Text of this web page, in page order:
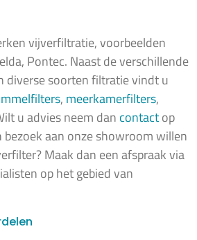
vijverfiltratie, voorbeelden
Pontec. Naast de verschillende
diverse soorten filtratie vindt u
, meerkamerfilters,
u advies neem dan contactop
aan onze showroom willen
Maak dan een afspraak via
op het gebied van